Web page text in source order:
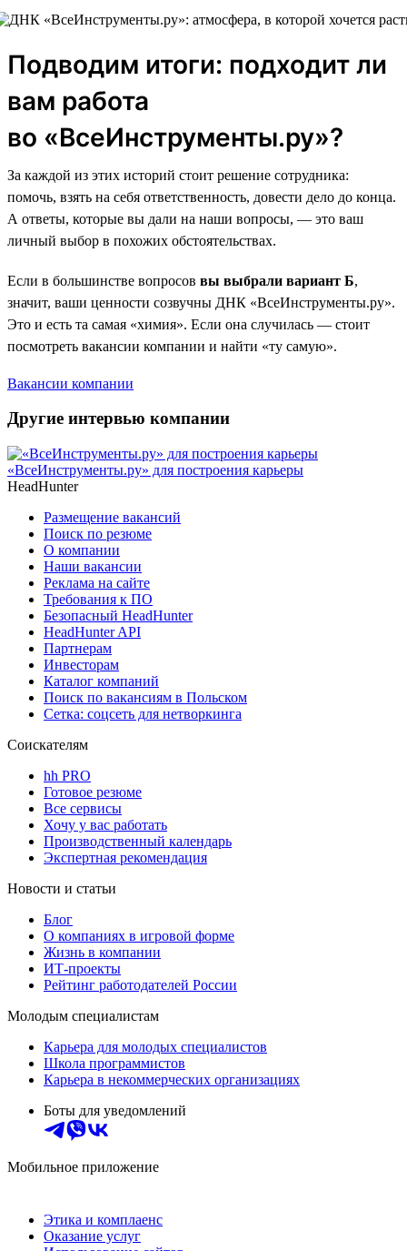
Подводим итоги: подходит ли
вам работа
во «ВсеИнструменты.ру»?
За каждой из этих историй стоит решение сотрудника:
помочь, взять на себя ответственность, довести дело до конца.
А ответы, которые вы дали на наши вопросы, — это ваш
личный выбор в похожих обстоятельствах.
Если в большинстве вопросов вы выбрали вариант Б,
значит, ваши ценности созвучны ДНК «ВсеИнструменты.ру».
Это и есть та самая «химия». Если она случилась — стоит
посмотреть вакансии компании и найти «ту самую».
Вакансии компании
Другие интервью компании
«ВсеИнструменты.ру» для построения карьеры
HeadHunter
Размещение вакансий
Поиск по резюме
О компании
Наши вакансии
Реклама на сайте
Требования к ПО
Безопасный HeadHunter
HeadHunter API
Партнерам
Инвесторам
Каталог компаний
Поиск по вакансиям в Польском
Сетка: соцсеть для нетворкинга
Соискателям
hh PRO
Готовое резюме
Все сервисы
Хочу у вас работать
Производственный календарь
Экспертная рекомендация
Новости и статьи
Блог
О компаниях в игровой форме
Жизнь в компании
ИТ-проекты
Рейтинг работодателей России
Молодым специалистам
Карьера для молодых специалистов
Школа программистов
Карьера в некоммерческих организациях
Боты для уведомлений
Мобильное приложение
Этика и комплаенс
Оказание услуг